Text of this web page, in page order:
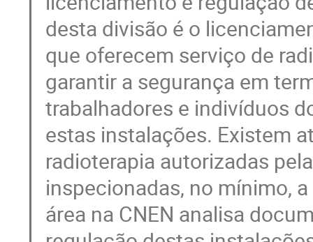
desta divisão é o
que oferecem serviço de
garantir a segurança em
trabalhadores e indivíduos
estas instalações. Existem
radioterapia autorizadas
inspecionadas, no mínimo,
área na CNEN analisa